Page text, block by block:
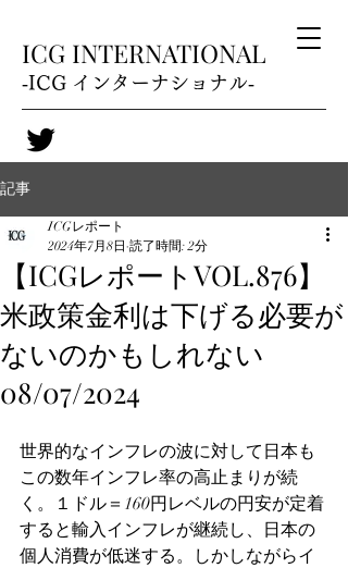
ICG INTERNATIONAL
‐ICG インターナショナル‐
記事
【ICGレポートVOL.876】
米政策金利は下げる必要が
ないのかもしれない
08/07/2024
ICGレポート
2024年7月8日 読了時間: 2分
世界的なインフレの波に対して日本も
この数年インフレ率の高止まりが続
く。１ドル＝160円レベルの円安が定着
すると輸入インフレが継続し、日本の
個人消費が低迷する。しかしながらイ